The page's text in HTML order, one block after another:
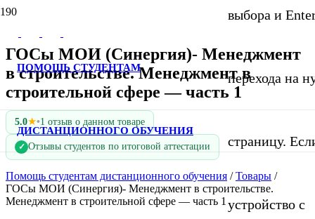
ПОМОЩЬ СТУДЕНТАМ
ДИСТАНЦИОННОГО ОБУЧЕНИЯ
выбора и
перехода на
страницу.
устройство с
ГОСы МОИ (Синергия)- Менеджмент
в строительстве. Менеджмент в
строительной сфере — часть 1
5.0★•1 отзыв о данном товаре
✓ Отзывы студентов по итоговой аттестации
Помощь студентам дистанционного обучения /Товары /
ГОСы МОИ (Синергия)- Менеджмент в строительстве.
Менеджмент в строительной сфере — часть 1